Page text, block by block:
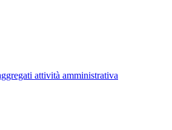
attività amministrativa